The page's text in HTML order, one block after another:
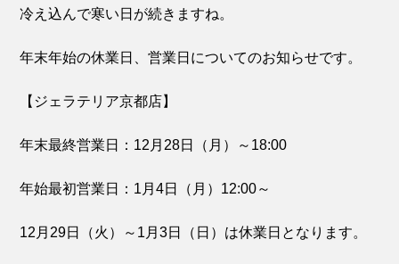
冷え込んで寒い日が続きますね。
年末年始の休業日、営業日についてのお知らせです。
【ジェラテリア京都店】
年末最終営業日： 12月28日（月）～18:00
年始最初営業日： 1月4日（月）12:00～
12月29日（火）～1月3日（日） は休業日となります。